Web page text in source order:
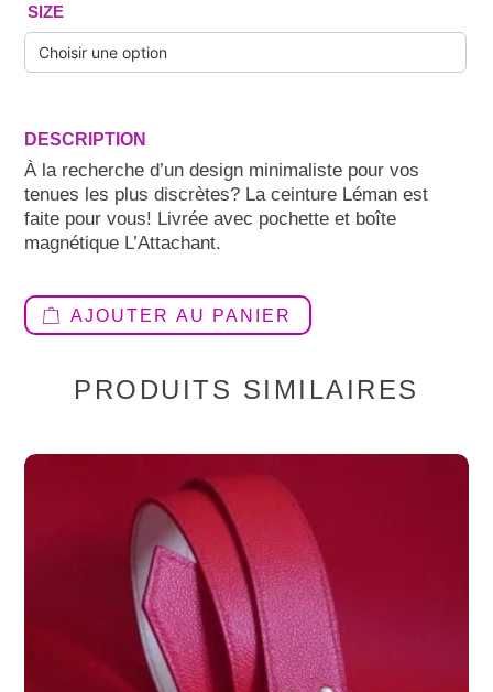
SIZE
À la recherche d’un design minimaliste pour vos
tenues les plus discrètes? La ceinture Léman est
faite pour vous! Livrée avec pochette et boîte
magnétique L’Attachant.
AJOUTER AU PANIER
PRODUITS SIMILAIRES